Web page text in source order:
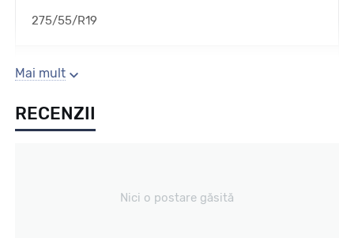
275/55/R19
Sezon
Vara
Mai mult
RECENZII
Nici o postare găsită